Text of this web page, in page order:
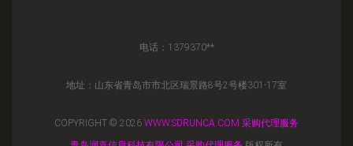
电话：1379370**
地址：山东省青岛市市北区瑞景路8号2号楼301-17室
COPYRIGHT © 2026 WWW.SDRUNCA.COM 采购代理服务